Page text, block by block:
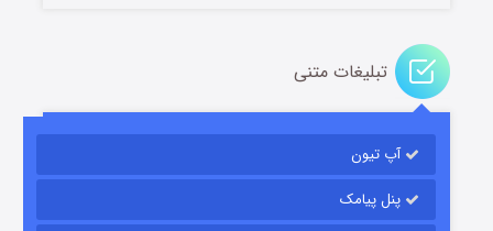
باب اسفنجی فصل ۱۷
قسمت۶ (زیرنویس) منتشر شد
تبلیغات متنی
آپ تیون
پنل پیامک